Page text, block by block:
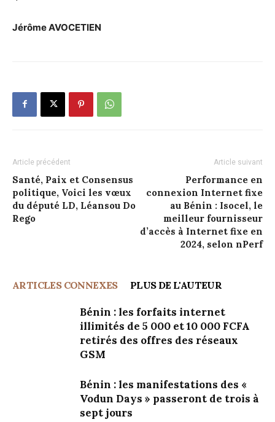
Jérôme AVOCETIEN
Article précédent
Santé, Paix et Consensus
politique, Voici les vœux
du député LD, Léansou Do
Rego
Article suivant
Performance en
connexion Internet fixe
au Bénin : Isocel, le
meilleur fournisseur
d’accès à Internet fixe en
2024, selon nPerf
ARTICLES CONNEXES PLUS DE L'AUTEUR
Bénin : les forfaits internet
illimités de 5 000 et 10 000 FCFA
retirés des offres des réseaux
GSM
Bénin : les manifestations des «
Vodun Days » passeront de trois à
sept jours